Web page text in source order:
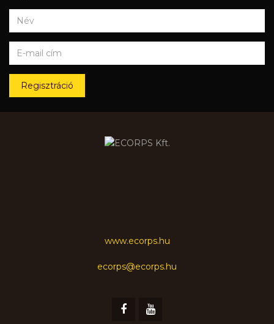
Regisztráció
www.ecorps.hu
ecorps@ecorps.hu